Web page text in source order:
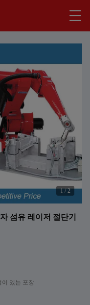
1/2
섬유 레이저 절단기
이 있는 포장